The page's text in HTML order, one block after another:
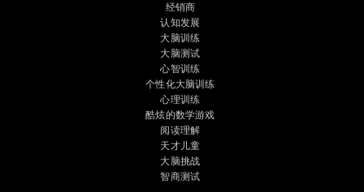
经销商
认知发展
大脑训练
大脑测试
心智训练
个性化大脑训练
心理训练
酷炫的数学游戏
阅读理解
天才儿童
大脑挑战
智商测试